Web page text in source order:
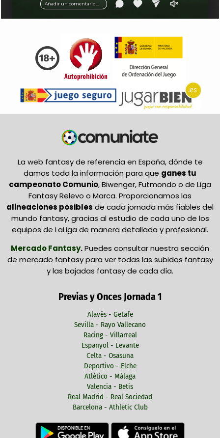
Añadir un comentario ...
La web fantasy de referencia en España, dónde te
damos toda la información para que ganes tu
campeonato Comunio, Biwenger, Futmondo o de Liga
Fantasy Relevo o Marca. Proporcionamos las
alineaciones posibles de cada jornada más fiables del
mundo fantasy, gracias al estudio de cada uno de los
equipos de LaLiga de manera detallada y profesional.
Mercado Fantasy.Puedes consultar nuestra sección
de mercado fantasy para ver todas las subidas fantasy
y las bajadas fantasy de cada día.
Previas y Onces Jornada 1
Alavés - Getafe
Sevilla - Rayo Vallecano
Racing - Villarreal
Espanyol - Levante
Celta - Osasuna
Deportivo - Elche
Atlético - Málaga
Valencia - Betis
Real Madrid - Real Sociedad
Barcelona - Athletic Club